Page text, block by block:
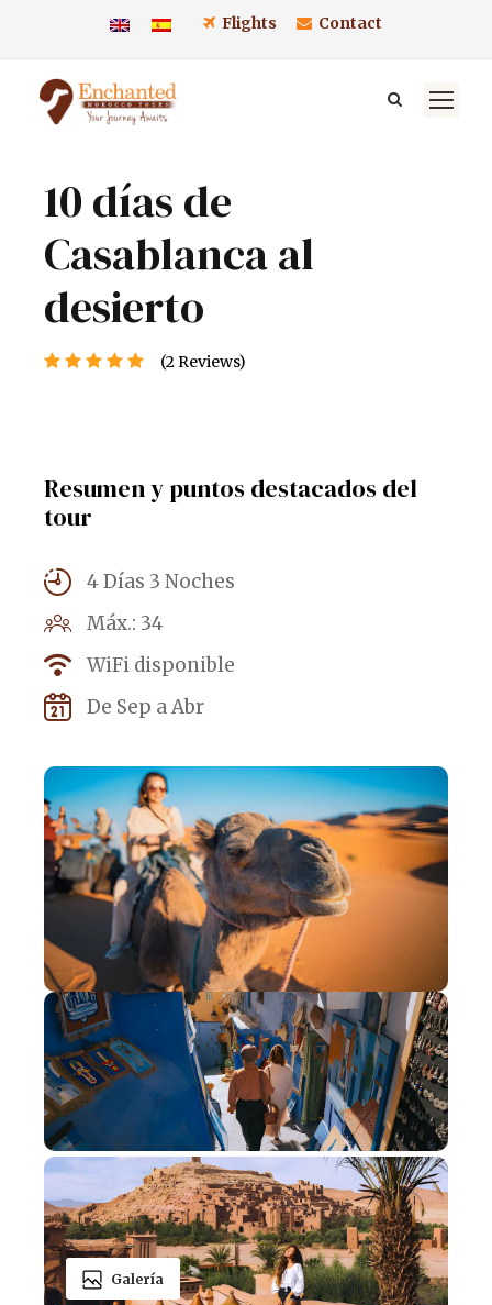
Flights Contact
10 días de
Casablanca al
desierto
(2 Reviews)
Resumen y puntos destacados del
tour
4 Días 3 Noches
Máx.: 34
WiFi disponible
De Sep a Abr
Galería